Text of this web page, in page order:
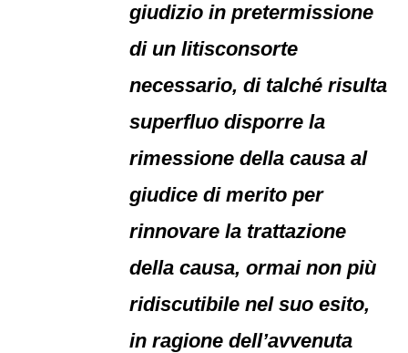
giudizio in pretermissione
di un litisconsorte
necessario, di talché risulta
superfluo disporre la
rimessione della causa al
giudice di merito per
rinnovare la trattazione
della causa, ormai non più
ridiscutibile nel suo esito,
in ragione dell’avvenuta